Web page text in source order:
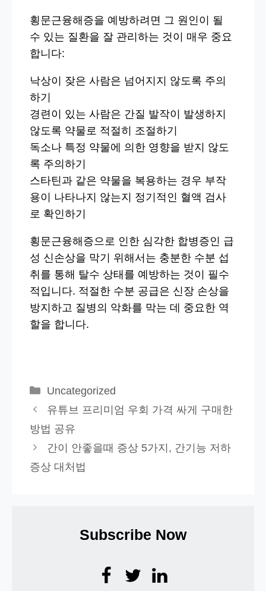
횡문근융해증을 예방하려면 그 원인이 될
수 있는 질환을 잘 관리하는 것이 매우 중요
합니다:
낙상이 잦은 사람은 넘어지지 않도록 주의
하기
경련이 있는 사람은 간질 발작이 발생하지
않도록 약물로 적절히 조절하기
독소나 특정 약물에 의한 영향을 받지 않도
록 주의하기
스타틴과 같은 약물을 복용하는 경우 부작
용이 나타나지 않는지 정기적인 혈액 검사
로 확인하기
횡문근융해증으로 인한 심각한 합병증인 급
성 신손상을 막기 위해서는 충분한 수분 섭
취를 통해 탈수 상태를 예방하는 것이 필수
적입니다. 적절한 수분 공급은 신장 손상을
방지하고 질병의 악화를 막는 데 중요한 역
할을 합니다.
카
테
리
Uncategorized
유튜브 프리미엄 우회 가격 싸게 구매한
방법 공유
간이 안좋을때 증상 5가지, 간기능 저하
증상 대처법
Subscribe Now